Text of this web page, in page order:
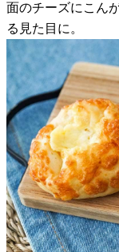
面のチーズにこん
る見た目に。